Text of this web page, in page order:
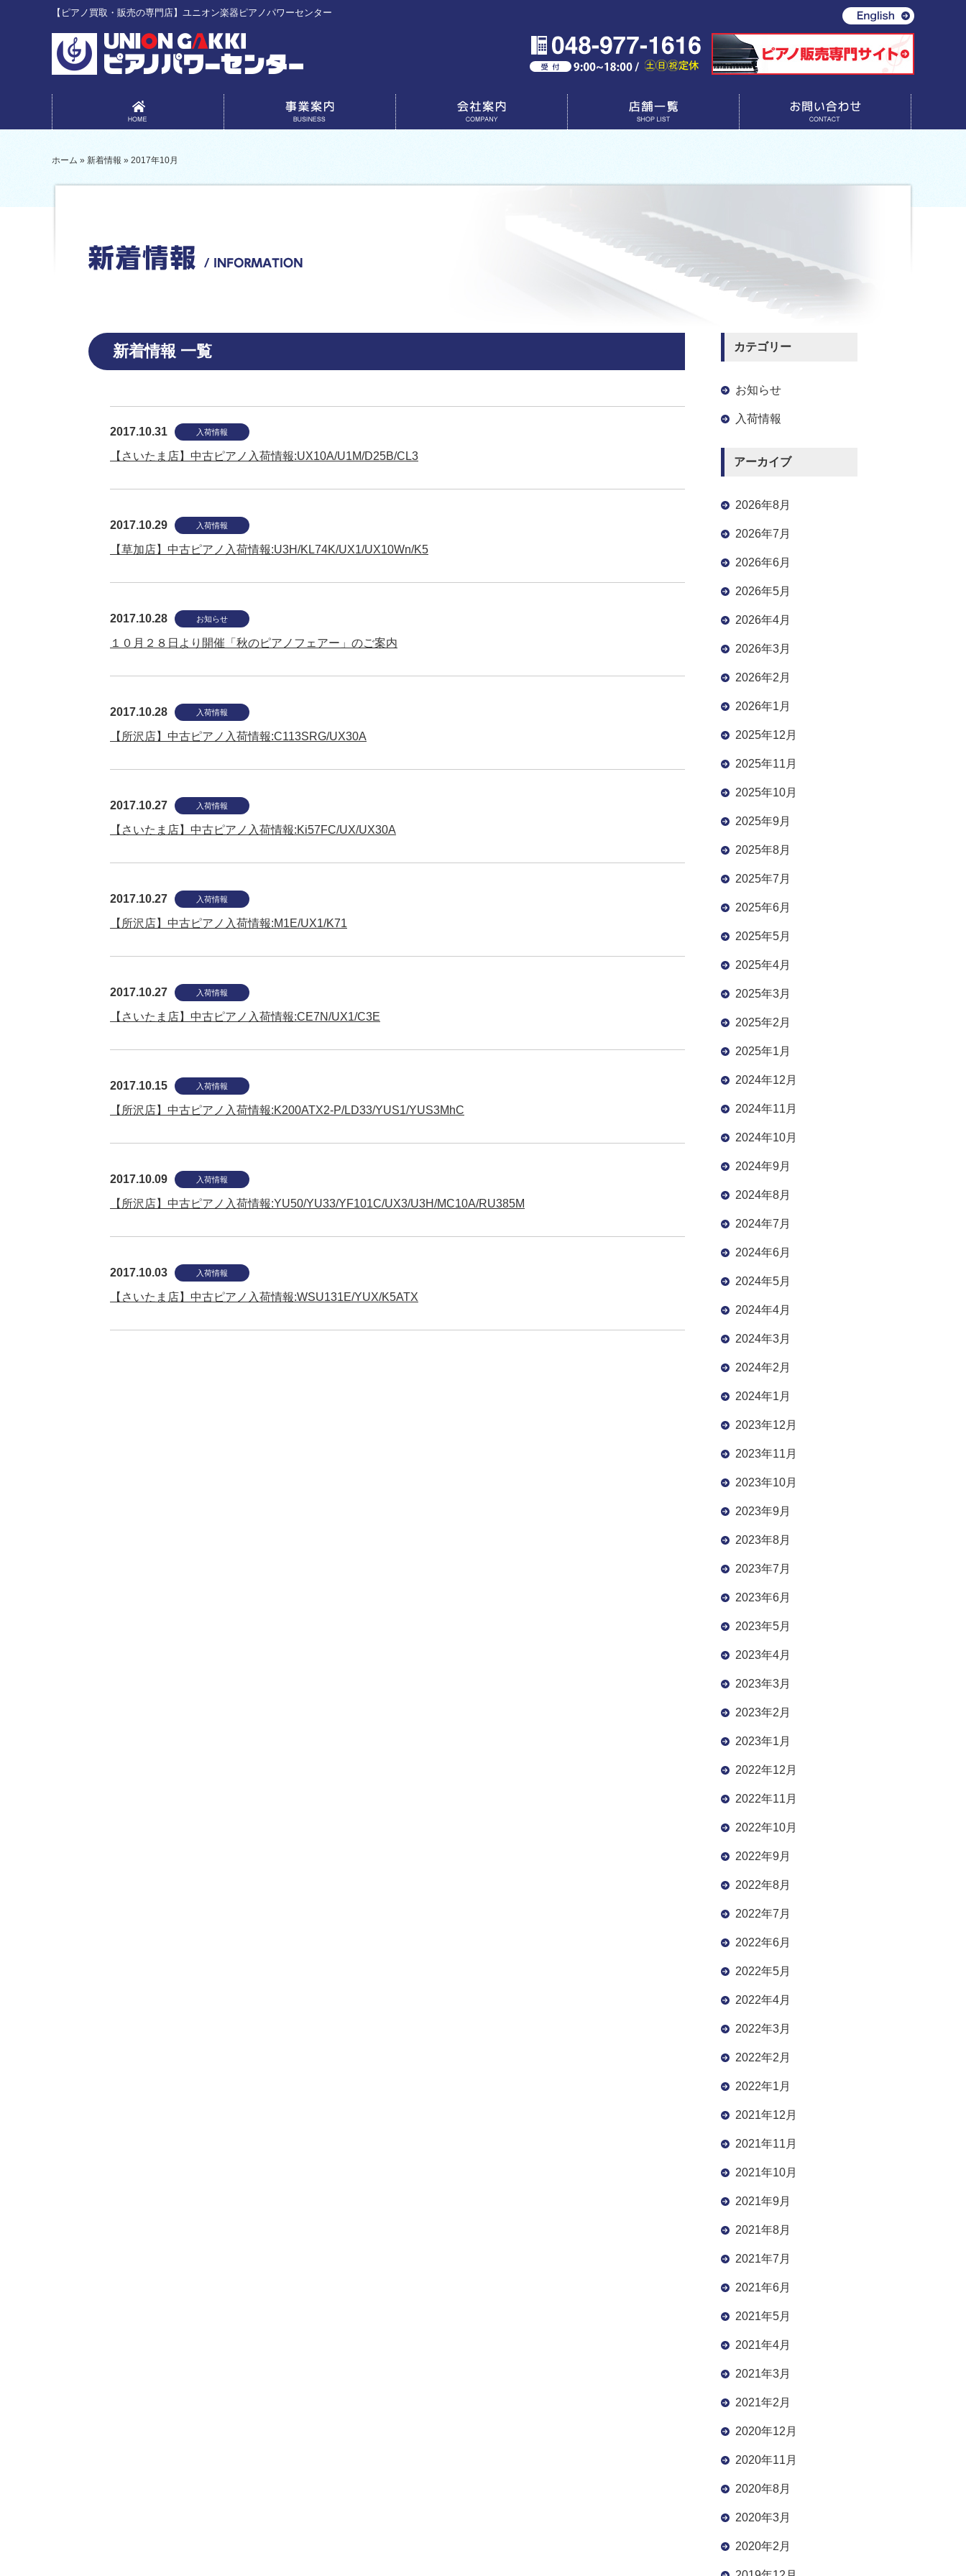
【ピアノ買取・販売の専門店】ユニオン楽器ピアノパワーセンター
ホーム » 新着情報 » 2017年10月
新着情報 一覧
2017.10.31 入荷情報
【さいたま店】中古ピアノ入荷情報:UX10A/U1M/D25B/CL3
2017.10.29 入荷情報
【草加店】中古ピアノ入荷情報:U3H/KL74K/UX1/UX10Wn/K5
2017.10.28 お知らせ
１０月２８日より開催「秋のピアノフェアー」のご案内
2017.10.28 入荷情報
【所沢店】中古ピアノ入荷情報:C113SRG/UX30A
2017.10.27 入荷情報
【さいたま店】中古ピアノ入荷情報:Ki57FC/UX/UX30A
2017.10.27 入荷情報
【所沢店】中古ピアノ入荷情報:M1E/UX1/K71
2017.10.27 入荷情報
【さいたま店】中古ピアノ入荷情報:CE7N/UX1/C3E
2017.10.15 入荷情報
【所沢店】中古ピアノ入荷情報:K200ATX2-P/LD33/YUS1/YUS3MhC
2017.10.09 入荷情報
【所沢店】中古ピアノ入荷情報:YU50/YU33/YF101C/UX3/U3H/MC10A/RU385M
2017.10.03 入荷情報
【さいたま店】中古ピアノ入荷情報:WSU131E/YUX/K5ATX
カテゴリー
お知らせ
入荷情報
アーカイブ
2026年8月
2026年7月
2026年6月
2026年5月
2026年4月
2026年3月
2026年2月
2026年1月
2025年12月
2025年11月
2025年10月
2025年9月
2025年8月
2025年7月
2025年6月
2025年5月
2025年4月
2025年3月
2025年2月
2025年1月
2024年12月
2024年11月
2024年10月
2024年9月
2024年8月
2024年7月
2024年6月
2024年5月
2024年4月
2024年3月
2024年2月
2024年1月
2023年12月
2023年11月
2023年10月
2023年9月
2023年8月
2023年7月
2023年6月
2023年5月
2023年4月
2023年3月
2023年2月
2023年1月
2022年12月
2022年11月
2022年10月
2022年9月
2022年8月
2022年7月
2022年6月
2022年5月
2022年4月
2022年3月
2022年2月
2022年1月
2021年12月
2021年11月
2021年10月
2021年9月
2021年8月
2021年7月
2021年6月
2021年5月
2021年4月
2021年3月
2021年2月
2020年12月
2020年11月
2020年8月
2020年3月
2020年2月